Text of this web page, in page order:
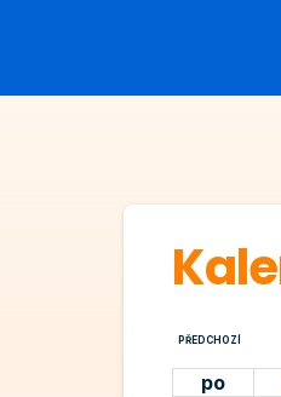
PŘEDCHOZÍ
po